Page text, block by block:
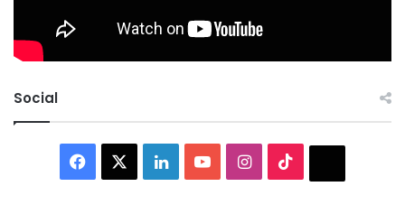
Social
Facebook LinkedInYouTubeInstagram